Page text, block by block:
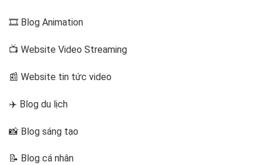
🎞️ Blog Animation
📺 Website Video Streaming
📰 Website tin tức video
✈️ Blog du lịch
📸 Blog sáng tạo
📝 Blog cá nhân